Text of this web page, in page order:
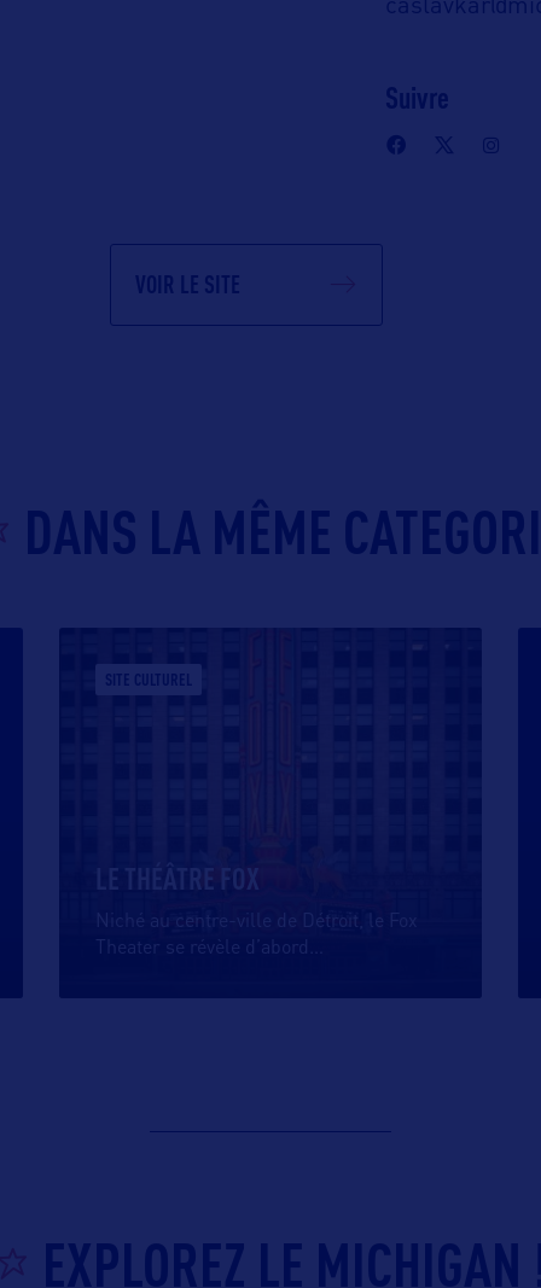
Suivre
VOIR LE SITE
DANS LA MÊME
SITE CULTUREL
LE THÉÂTRE FOX
Niché au centre-ville de Détroit, le Fox
Theater se révèle d’abord
EXPLOREZ LE MICHIGAN